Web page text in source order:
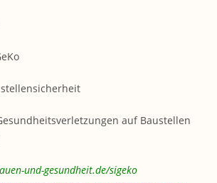
auf Baustellen
und-gesundheit.de/sigeko